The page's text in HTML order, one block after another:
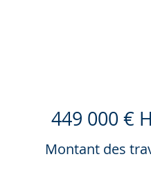
449 000 €
Montant des